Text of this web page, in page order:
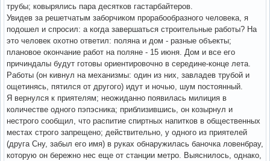
трубы; ковырялись пара десятков гастарбайтеров.
Увидев за решетчатым заборчиком прорабообразного человека, я
подошел и спросил: а когда завершаться строительные работы? На
это человек охотно ответил: поляна и дом - разные объекты;
плановое окончание работ на поляне - 15 июня. Дом и все его
причиндалы будут готовы ориентировочно в середине-конце лета.
Работы (он кивнул на механизмы: один из них, завладев трубой и
ощетинясь, пятился от другого) идут и ночью, шум постоянный.
Я вернулся к приятелям; неожиданно появилась милиция в
количестве одного пэпэсника; приблизившись, он козырнул и
нестрого сообщил, что распитие спиртных напитков в общественных
местах строго запрещено; действительно, у одного из приятелей
(друга Сну, забыл его имя) в руках обнаружилась баночка ловенбрау,
которую он бережно нес еще от станции метро. Выяснилось, однако,